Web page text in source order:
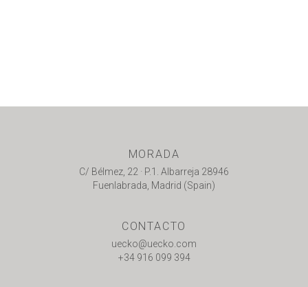
MORADA
C/ Bélmez, 22 · P.1. Albarreja 28946
Fuenlabrada, Madrid (Spain)
CONTACTO
uecko@uecko.com
+34 916 099 394